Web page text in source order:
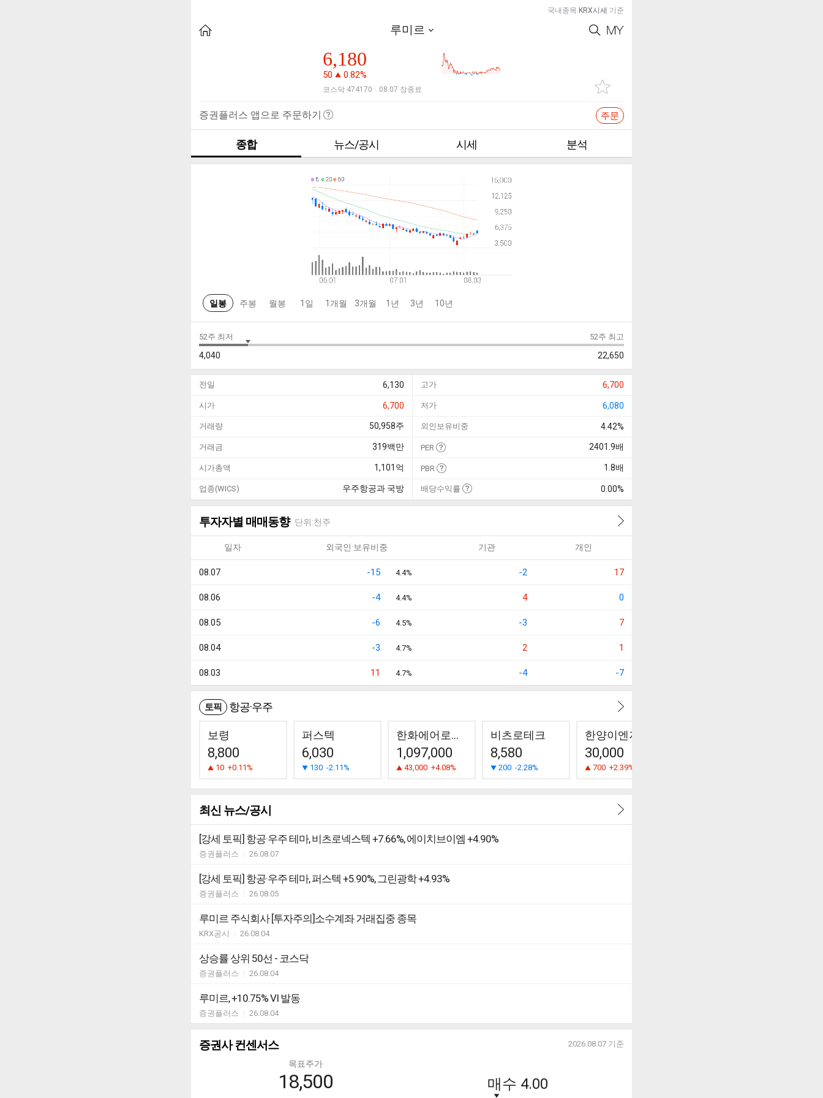
국내종목 KRX시세 기준
루미르
6,180
50 0.82%
코스닥 474170 08.07 장종료
증권플러스 앱으로 주문하기 주문
종합 뉴스/공시 시세 분석
일봉 주봉 월봉 1일 1개월 3개월 1년 3년 10년
52주 최저
4,040
52주 최고
22,650
전일 6,130 고가 6,700
시가 6,700 저가 6,080
거래량 50,958주 외인보유비중 4.42%
거래금 319백만 PER 2401.9배
시가총액 1,101 억 PBR 1.8배
업종(WICS) 우주항공과 국방 배당수익률 0.00%
투자자별 매매동향 단위:천주
일자 외국인·보유비중 기관 개인
08.07 -15 4.4% -2 17
08.06 -4 4.4% 4 0
08.05 -6 4.5% -3 7
08.04 -3 4.7% 2 1
08.03 11 4.7% -4 -7
토픽 항공·우주
보령
8,800
10 +0.11%
퍼스텍
6,030
130 -2.11%
한화에어로스페이스
1,097,000
43,000 +4.08%
비츠로테크
8,580
200 -2.28%
한양이엔지
30,000
700 +2.39%
최신 뉴스/공시
[강세 토픽] 항공·우주 테마, 비츠로넥스텍 +7.66%, 에이치브이엠 +4.90%
증권플러스 26.08.07
[강세 토픽] 항공·우주 테마, 퍼스텍 +5.90%, 그린광학 +4.93%
증권플러스 26.08.05
루미르 주식회사 [투자주의]소수계좌 거래집중 종목
KRX공시 26.08.04
상승률 상위 50선 - 코스닥
증권플러스 26.08.04
루미르, +10.75% VI 발동
증권플러스 26.08.04
증권사 컨센서스 2026.08.07 기준
목표주가
18,500 매수 4.00